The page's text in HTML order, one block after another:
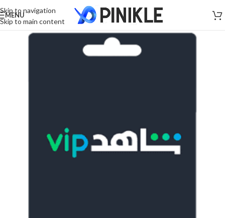
Skip to navigation
Skip to main content
MENU